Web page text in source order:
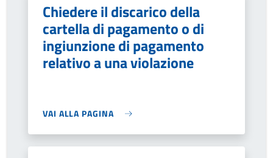
Chiedere il discarico della
cartella di pagamento o di
ingiunzione di pagamento
relativo a una violazione
VAI ALLA PAGINA